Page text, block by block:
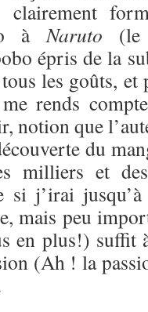
clairement
àNaruto (le
épris de la
les goûts, et
rends
notion que
du
milliers et
si j’irai
mais peu
en plus!) suffit
(Ah ! la